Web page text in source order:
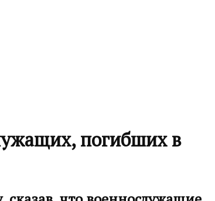
погибших в